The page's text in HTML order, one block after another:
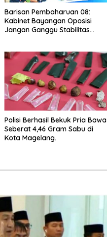
Barisan Pembaharuan 08:
Kabinet Bayangan Oposisi
Jangan Ganggu Stabilitas
Polisi Berhasil Bekuk Pria Bawa
Seberat 4,46 Gram Sabu di
Kota Magelang.